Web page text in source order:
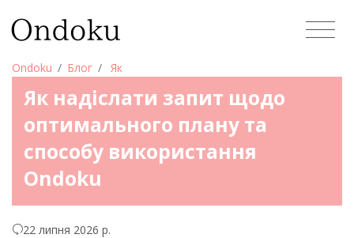
Ondoku Блог Як
Як надіслати запит щодо
оптимального плану та
способу використання
Ondoku
22 липня 2026 р.